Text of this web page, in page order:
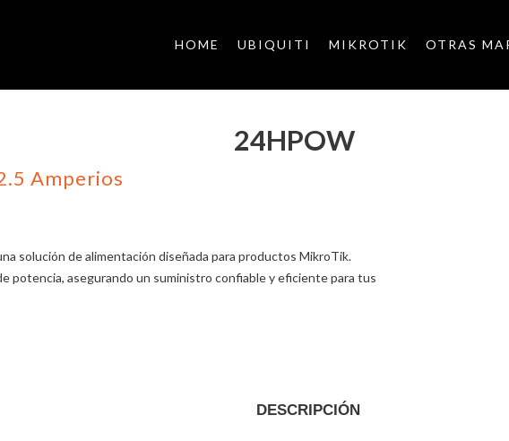
HOME UBIQUITI MIKROTIK OTRAS
24HPOW
Amperios
solución de alimentación diseñada para productos MikroTik.
potencia, asegurando un suministro confiable y eficiente para tus
DESCRIPCIÓN